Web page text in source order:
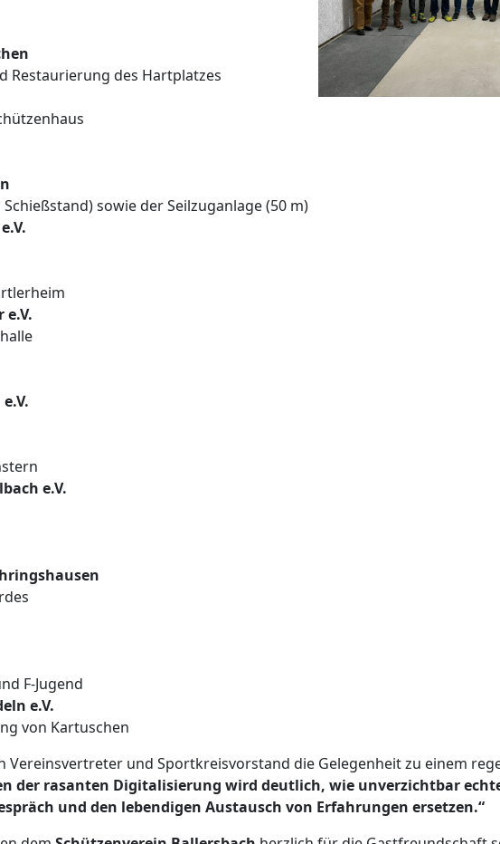
Restaurierung des Hartplatzes
sowie der Seilzuganlage (50 m)
e.V.
F‑Jugend
e.V.
von Kartuschen
und Sportkreisvorstand die Gelegenheit zu einem
der rasanten Digitalisierung wird deutlich, wie unverzichtbar
und den lebendigen Austausch von Erfahrungen ersetzen.“